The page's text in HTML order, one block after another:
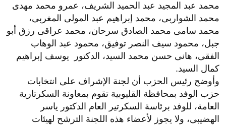
محمد عبد المجيد عبد الحميد الشريف، عمرو محمد مهدى
محمد الشواربى، محمد إبراهيم عبد المولى المغربى،
محمد سامى محمد الصادق سرحان، محمد عراقى رزق أبو
جبل، محمود سيف النصر توفيق، محمود عبد الوهاب
الفقى، هانى حسن محمد السيد، الدكتور يوسف إبراهيم
كمال السيد.
وأوضح رئيس الحزب أن لجنة الإشراف على انتخابات
حزب الوفد بمحافظة القليوبية تقوم بمعاونة السكرتارية
العامة، للوفد برئاسة السكرتير العام الدكتور ياسر
الهضيبى، ولا يجوز لأعضاء هذه اللجنة الترشح لهيئات